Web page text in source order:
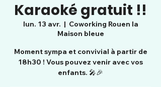
Karaoké gratuit !!
lun. 13 avr.
  |
Coworking Rouen la
Maison bleue
Moment sympa et convivial à partir de
18h30 ! Vous pouvez venir avec vos
enfants. 🎤🎉